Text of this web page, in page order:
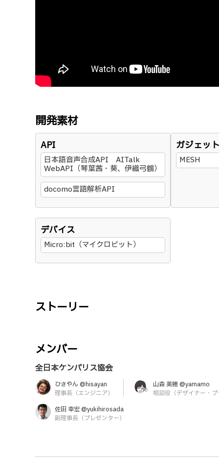
開発素材
API
日本語音声合成API AITalk
WebAPI（琴葉茜・葵、伊織弓鶴）
docomo言語解析API
ガジェッ
MESH
デバイス
Micro:bit（マイクロビット）
ストーリー
メンバー
全日本ケンパリス協会
ひさやん @hisayan
理事長（エンジニア）
山森 美穂 @yamamo
相談役（デザイナー・
佐田 幸宏 @yukihirosada
副理事長（プレゼンター）